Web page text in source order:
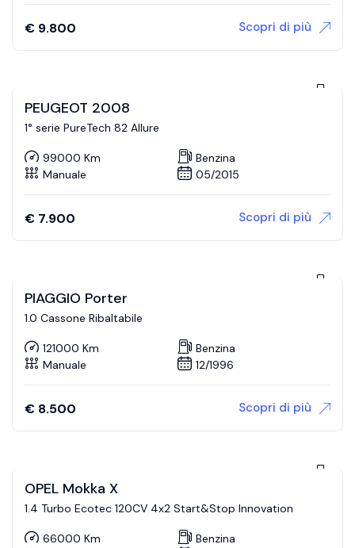
€ 9.800 Scopri di più
PEUGEOT 2008
1° serie PureTech 82 Allure
99000 Km
Benzina
Manuale
05/2015
€ 7.900 Scopri di più
PIAGGIO Porter
1.0 Cassone Ribaltabile
121000 Km
Benzina
Manuale
12/1996
€ 8.500 Scopri di più
OPEL Mokka X
1.4 Turbo Ecotec 120CV 4x2 Start&Stop Innovation
66000 Km
Benzina